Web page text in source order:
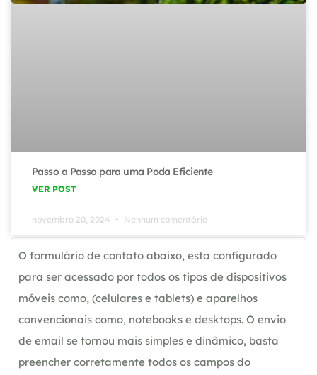
Passo a Passo para uma Poda Eficiente
VER POST
novembro 20, 2024 Nenhum comentário
O formulário de contato abaixo, esta configurado
para ser acessado por todos os tipos de dispositivos
móveis como, (celulares e tablets) e aparelhos
convencionais como, notebooks e desktops. O envio
de email se tornou mais simples e dinâmico, basta
preencher corretamente todos os campos do